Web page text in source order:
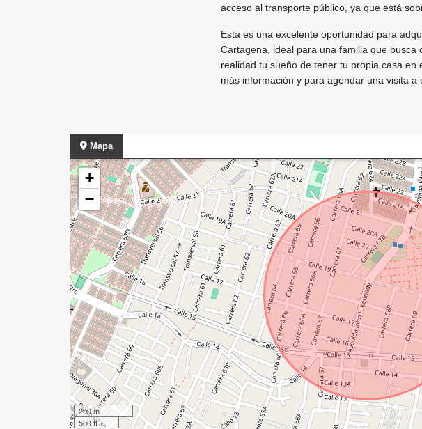
acceso al transporte público, ya que está
Esta es una excelente oportunidad para
Cartagena, ideal para una familia que busca
realidad tu sueño de tener tu propia casa
más información y para agendar una visita a
Mapa
+
−
200 m
500 ft